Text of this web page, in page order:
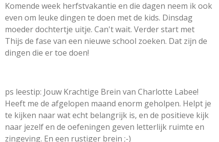
Komende week herfstvakantie en die dagen neem ik ook
even om leuke dingen te doen met de kids. Dinsdag
moeder dochtertje uitje. Can't wait. Verder start met
Thijs de fase van een nieuwe school zoeken. Dat zijn de
dingen die er toe doen!
ps leestip: Jouw Krachtige Brein van Charlotte Labee!
Heeft me de afgelopen maand enorm geholpen. Helpt je
te kijken naar wat echt belangrijk is, en de positieve kijk
naar jezelf en de oefeningen geven letterlijk ruimte en
zingeving. En een rustiger brein ;-)